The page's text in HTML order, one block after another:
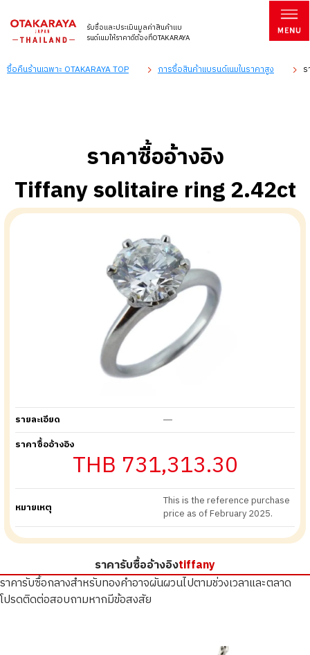
รับซื้อและประเมินมูลค่าสินค้าแบ
รนด์เนมให้ราคาดีต้องที่OTAKARAYA
ซื้อคืนร้านเฉพาะ OTAKARAYA TOP การซื้อสินค้าแบรนด์เนมในราคาสูง
ราคาซื้ออ้างอิง
Tiffany solitaire ring 2.42ct
รายละเอียด
―
ราคาซื้ออ้างอิง
THB 731,313.30
หมายเหตุ
This is the reference purchase
price as of February 2025.
ราคารับซื้ออ้างอิงtiffany
ราคารับซื้อกลางสำหรับทองคำอาจผันผวนไปตามช่วงเวลาและตลาด
โปรดติดต่อสอบถามหากมีข้อสงสัย